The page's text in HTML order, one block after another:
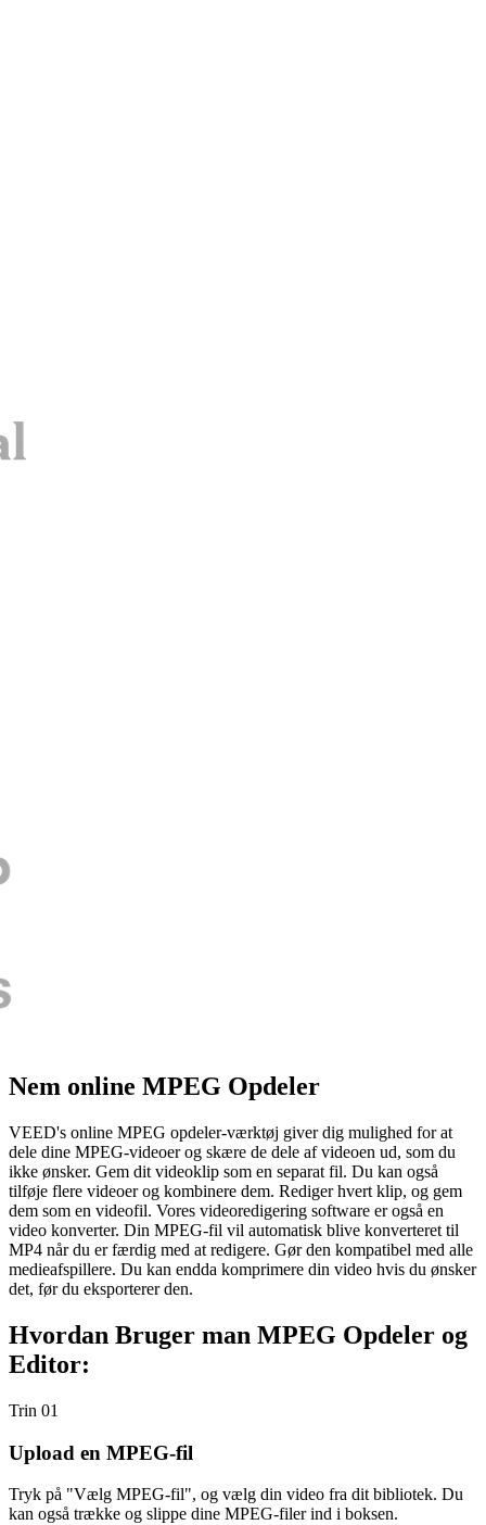
Nem online MPEG Opdeler
VEED's online MPEG opdeler-værktøj giver dig mulighed for at
dele dine MPEG-videoer og skære de dele af videoen ud, som du
ikke ønsker. Gem dit videoklip som en separat fil. Du kan også
tilføje flere videoer og kombinere dem. Rediger hvert klip, og gem
dem som en videofil. Vores videoredigering software er også en
video konverter. Din MPEG-fil vil automatisk blive konverteret til
MP4 når du er færdig med at redigere. Gør den kompatibel med alle
medieafspillere. Du kan endda komprimere din video hvis du ønsker
det, før du eksporterer den.
Hvordan Bruger man MPEG Opdeler og
Editor:
Trin 01
Upload en MPEG-fil
Tryk på "Vælg MPEG-fil", og vælg din video fra dit bibliotek. Du
kan også trække og slippe dine MPEG-filer ind i boksen.